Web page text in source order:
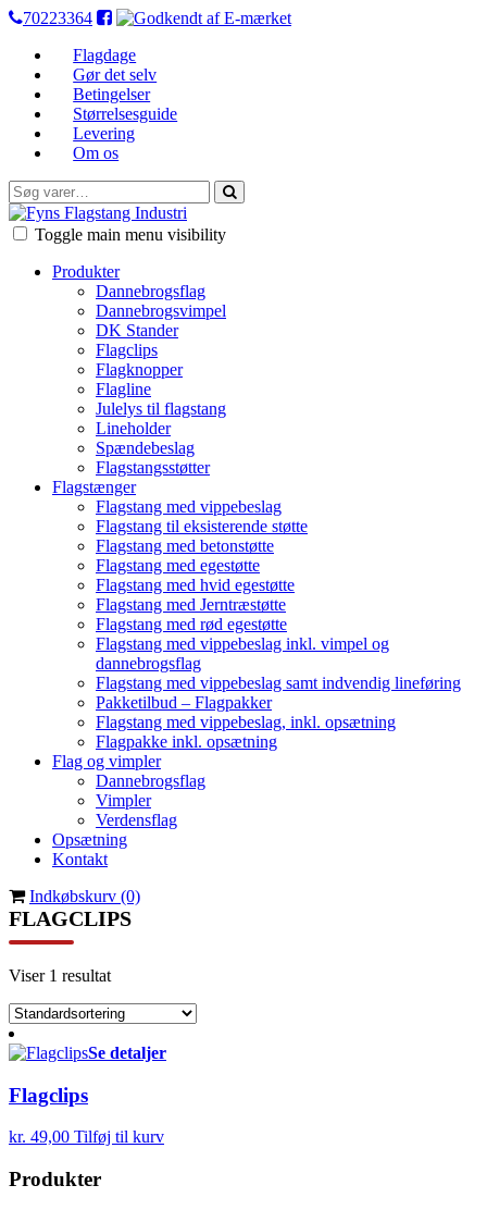
70223364
Flagdage
Gør det selv
Betingelser
Størrelsesguide
Levering
Om os
Søg
efter:
FFI
Toggle main menu visibility
Produkter
Dannebrogsflag
Dannebrogsvimpel
DK Stander
Flagclips
Flagknopper
Flagline
Julelys til flagstang
Lineholder
Spændebeslag
Flagstangsstøtter
Flagstænger
Flagstang med vippebeslag
Flagstang til eksisterende støtte
Flagstang med betonstøtte
Flagstang med egestøtte
Flagstang med hvid egestøtte
Flagstang med Jerntræstøtte
Flagstang med rød egestøtte
Flagstang med vippebeslag inkl. vimpel og
dannebrogsflag
Flagstang med vippebeslag samt indvendig lineføring
Pakketilbud – Flagpakker
Flagstang med vippebeslag, inkl. opsætning
Flagpakke inkl. opsætning
Flag og vimpler
Dannebrogsflag
Vimpler
Verdensflag
Opsætning
Kontakt
Indkøbskurv (0)
FLAGCLIPS
Viser 1 resultat
Se detaljer
Flagclips
kr. 49,00 Tilføj til kurv
Produkter